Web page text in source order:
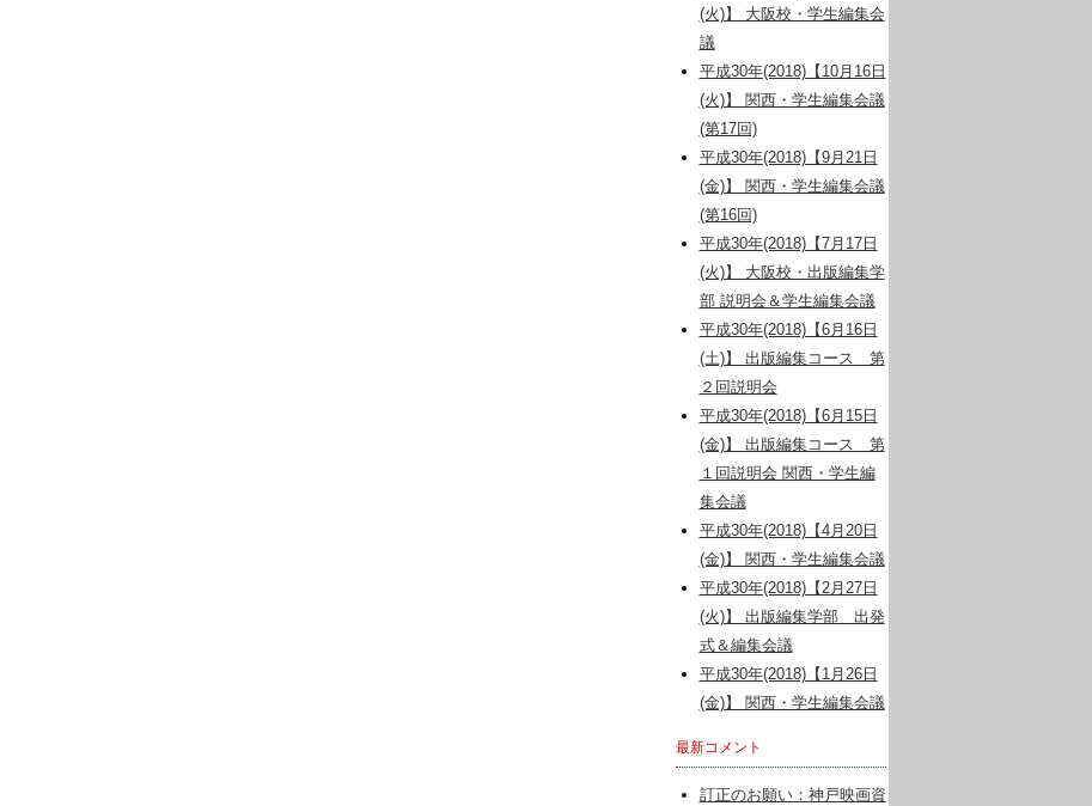
(火)】 大阪校・学生編集会
議
平成30年(2018)【10月16日
(火)】 関西・学生編集会議
(第17回)
平成30年(2018)【9月21日
(金)】 関西・学生編集会議
(第16回)
平成30年(2018)【7月17日
(火)】 大阪校・出版編集学
部 説明会＆学生編集会議
平成30年(2018)【6月16日
(土)】 出版編集コース 第
２回説明会
平成30年(2018)【6月15日
(金)】 出版編集コース 第
１回説明会 関西・学生編
集会議
平成30年(2018)【4月20日
(金)】 関西・学生編集会議
平成30年(2018)【2月27日
(火)】 出版編集学部 出発
式＆編集会議
平成30年(2018)【1月26日
(金)】 関西・学生編集会議
最新コメント
訂正のお願い：神戸映画資